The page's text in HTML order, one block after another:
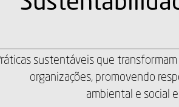
Práticas sustentáveis que
organizações, promovendo
ambiental e social